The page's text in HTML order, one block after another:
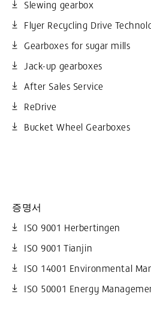
Slewing gearbox
Flyer Recycling Drive
Gearboxes for sugar mills
Jack-up gearboxes
After Sales Service
ReDrive
Bucket Wheel Gearboxes
증명서
ISO 9001 Herbertingen
ISO 9001 Tianjin
ISO 14001 Environmental
ISO 50001 Energy